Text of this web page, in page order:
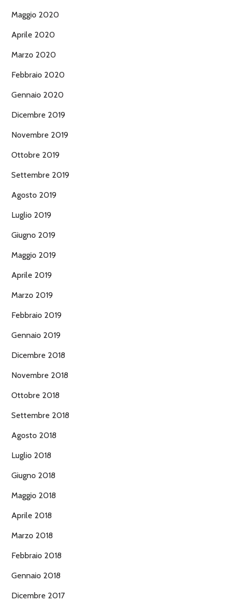
Maggio 2020
Aprile 2020
Marzo 2020
Febbraio 2020
Gennaio 2020
Dicembre 2019
Novembre 2019
Ottobre 2019
Settembre 2019
Agosto 2019
Luglio 2019
Giugno 2019
Maggio 2019
Aprile 2019
Marzo 2019
Febbraio 2019
Gennaio 2019
Dicembre 2018
Novembre 2018
Ottobre 2018
Settembre 2018
Agosto 2018
Luglio 2018
Giugno 2018
Maggio 2018
Aprile 2018
Marzo 2018
Febbraio 2018
Gennaio 2018
Dicembre 2017